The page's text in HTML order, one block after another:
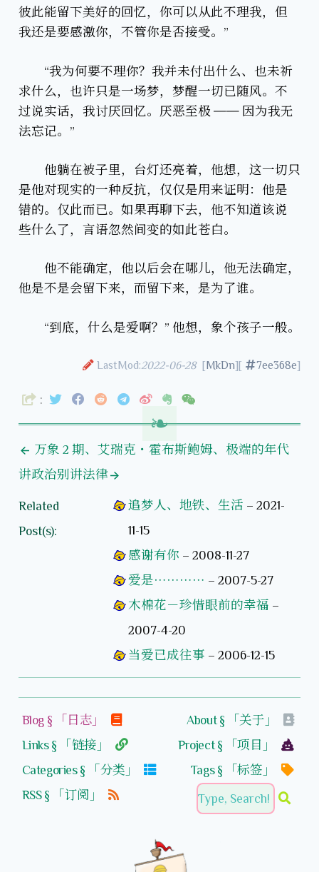
彼此能留下美好的回忆，你可以从此不理我，但
我还是要感激你，不管你是否接受。”
“我为何要不理你？我并未付出什么、也未祈
求什么，也许只是一场梦，梦醒一切已随风。不
过说实话，我讨厌回忆。厌恶至极 —— 因为我无
法忘记。”
他躺在被子里，台灯还亮着，他想，这一切只
是他对现实的一种反抗，仅仅是用来证明：他是
错的。仅此而已。如果再聊下去，他不知道该说
些什么了，言语忽然间变的如此苍白。
他不能确定，他以后会在哪儿，他无法确定，
他是不是会留下来，而留下来，是为了谁。
“到底，什么是爱啊？” 他想，象个孩子一般。
Blog § 「日志」
About § 「关于」
Links § 「链接」
Project § 「项目」
Categories § 「分类」
Tags § 「标签」
RSS § 「订阅」
LastMod:2022-06-28[MkDn][ 7ee368e]
:
万象 2 期、艾瑞克・霍布斯鲍姆、极端的年代
讲政治别讲法律
Related
Post(s):
追梦人、地铁、生活 –2021-
11-15
感谢有你 –2008-11-27
爱是………… –2007-5-27
木棉花－珍惜眼前的幸福 –
2007-4-20
当爱已成往事 –2006-12-15